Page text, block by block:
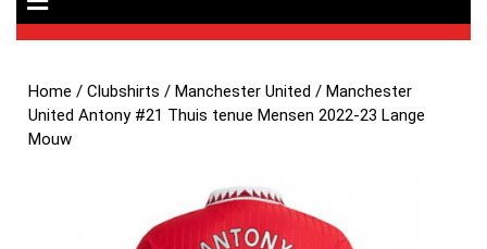
Home /Clubshirts /Manchester United / Manchester
United Antony #21 Thuis tenue Mensen 2022-23 Lange
Mouw